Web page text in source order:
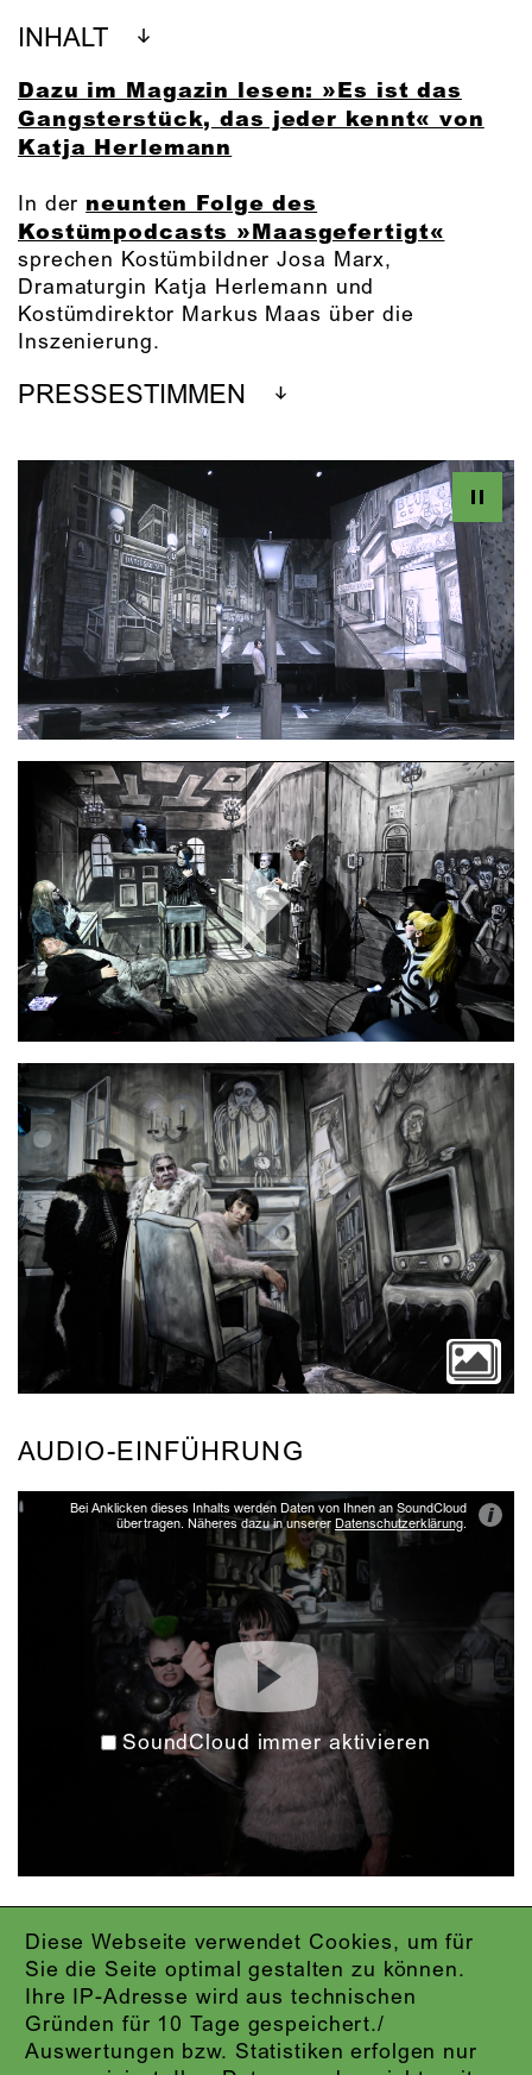
Diese Webseite verwendet Cookies, um für
Sie die Seite optimal gestalten zu können.
Ihre IP-Adresse wird aus technischen
Gründen für 10 Tage gespeichert./
Auswertungen bzw. Statistiken erfolgen nur
INHALT
Dazu im Magazin lesen: »Es ist das
Gangsterstück, das jeder kennt« von
Katja Herlemann
In der neunten Folge des
Kostümpodcasts »Maasgefertigt«
sprechen Kostümbildner Josa Marx,
Dramaturgin Katja Herlemann und
Kostümdirektor Markus Maas über die
Inszenierung.
PRESSESTIMMEN
Play
Video
AUDIO-EINFÜHRUNG
Bei Anklicken dieses Inhalts werden Daten von Ihnen an SoundCloud
übertragen. Näheres dazu in unserer Datenschutzerklärung. i
SoundCloud immer aktivieren
IMPRESSUM
DATENSCHUTZ
AGB
KONTAKT
ABO-LOGIN